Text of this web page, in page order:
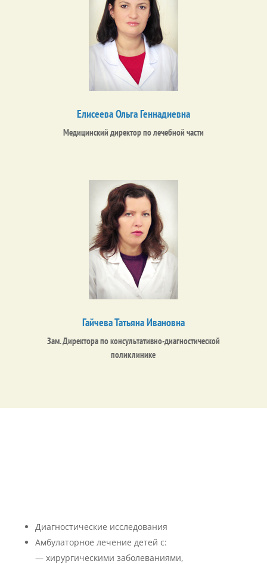
Елисеева Ольга Геннадиевна
Медицинский директор по лечебной части
Гайчева Татьяна Ивановна
Зам. Директора по консультативно-диагностической
поликлинике
Диагностические исследования
Амбулаторное лечение детей с:
— хирургическими заболеваниями,